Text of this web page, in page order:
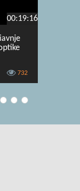
00:19:16
732